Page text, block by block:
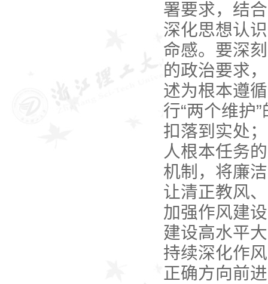
署要求，结
深化思想认
命感。要深
的政治要求
述为根本遵
行“两个维护
扣落到实处
人根本任务
机制，将廉
让清正教风
加强作风建
建设高水平
持续深化作
正确方向前